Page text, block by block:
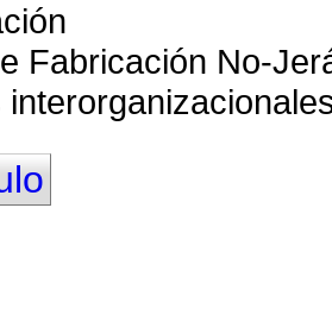
Fabricación No-